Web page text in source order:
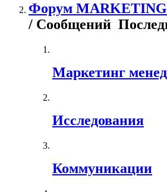
Форум
/ Сообщений
Маркетинг
Исследования
Коммуникации